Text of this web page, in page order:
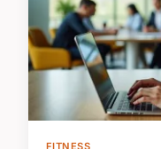
FITNESS